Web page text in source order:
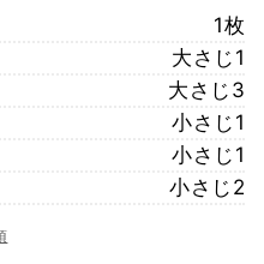
1枚
大さじ1
大さじ3
小さじ1
小さじ1
小さじ2